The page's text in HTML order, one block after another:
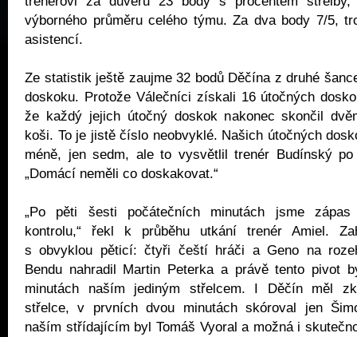
výborného průměru celého týmu. Za dva body 7/5,
asistencí.
Ze statistik ještě zaujme 32 bodů Děčína z druhé
doskoku. Protože Válečníci získali 16 útočných
že každý jejich útočný doskok nakonec skončil
koši. To je jistě číslo neobvyklé. Našich útočných
méně, jen sedm, ale to vysvětlil trenér Budínský po
„Domácí neměli co doskakovat.“
„Po pěti šesti počátečních minutách jsme
kontrolu,“ řekl k průběhu utkání trenér Amiel.
s obvyklou pěticí: čtyři čeští hráči a Geno na
Bendu nahradil Martin Peterka a právě tento pivot
minutách naším jediným střelcem. I Děčín měl
střelce, v prvních dvou minutách skóroval jen
naším střídajícím byl Tomáš Vyoral a možná i